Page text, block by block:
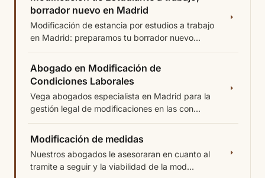
borrador nuevo en Madrid
Modificación de estancia por estudios a trabajo
en Madrid: preparamos tu borrador nuevo...
Abogado en Modificación de
Condiciones Laborales
Vega abogados especialista en Madrid para la
gestión legal de modificaciones en las con...
Modificación de medidas
Nuestros abogados le asesoraran en cuanto al
tramite a seguir y la viabilidad de la mod...